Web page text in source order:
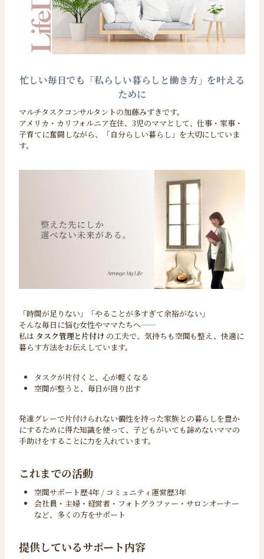
忙しい毎日でも「私らしい暮らしと働き方」を叶える
ために
マルチタスクコンサルタントの加藤みずきです。
アメリカ・カリフォルニア在住、3児のママとして、仕事・家事・
子育てに奮闘しながら、「自分らしい暮らし」を大切にしていま
す。
「時間が足りない」「やることが多すぎて余裕がない」
そんな毎日に悩む女性やママたちへ——
私は タスク管理と片付け の工夫で、気持ちも空間も整え、快適に
暮らす方法をお伝えしています。
タスクが片付くと、心が軽くなる
空間が整うと、毎日が回り出す
発達グレーで片付けられない個性を持った家族との暮らしを豊か
にするために得た知識を使って、子どもがいても諦めないママの
手助けをすることに力を入れています。
これまでの活動
空間サポート歴4年 / コミュニティ運営歴3年
会社員・主婦・経営者・フォトグラファー・サロンオーナー
など、多くの方をサポート
提供しているサポート内容